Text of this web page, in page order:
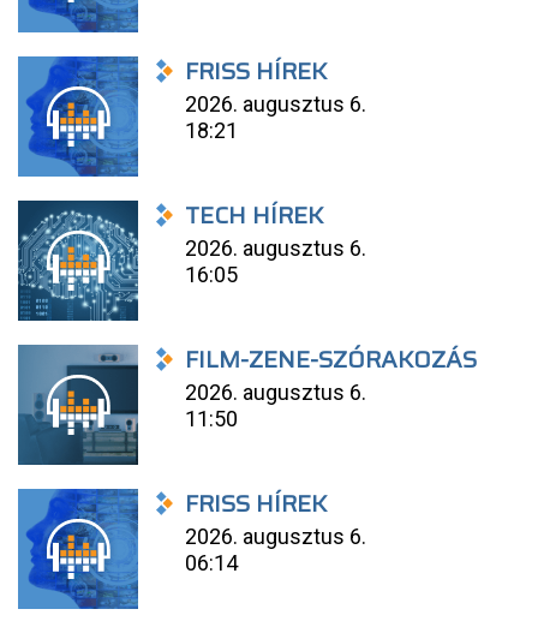
FRISS HÍREK
2026. augusztus 6.
18:21
TECH HÍREK
2026. augusztus 6.
16:05
FILM-ZENE-SZÓRAKOZÁS
2026. augusztus 6.
11:50
FRISS HÍREK
2026. augusztus 6.
06:14